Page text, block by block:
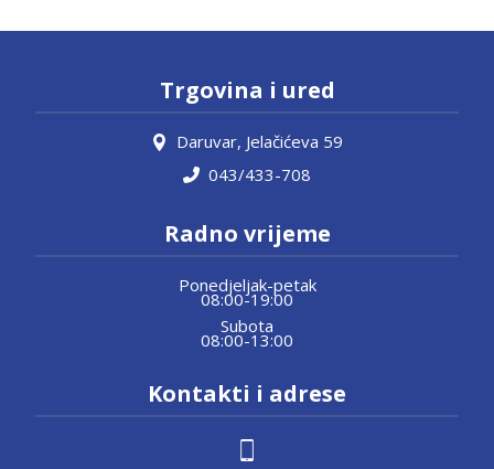
Trgovina i ured
Daruvar, Jelačićeva 59
043/433-708
Radno vrijeme
Ponedjeljak-petak
08:00-19:00
Subota
08:00-13:00
Kontakti i adrese